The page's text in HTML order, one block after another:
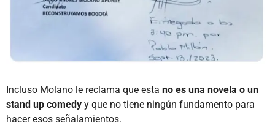
Incluso Molano le reclama que esta no es una novela o un
stand up comedy y que no tiene ningún fundamento para
hacer esos señalamientos.